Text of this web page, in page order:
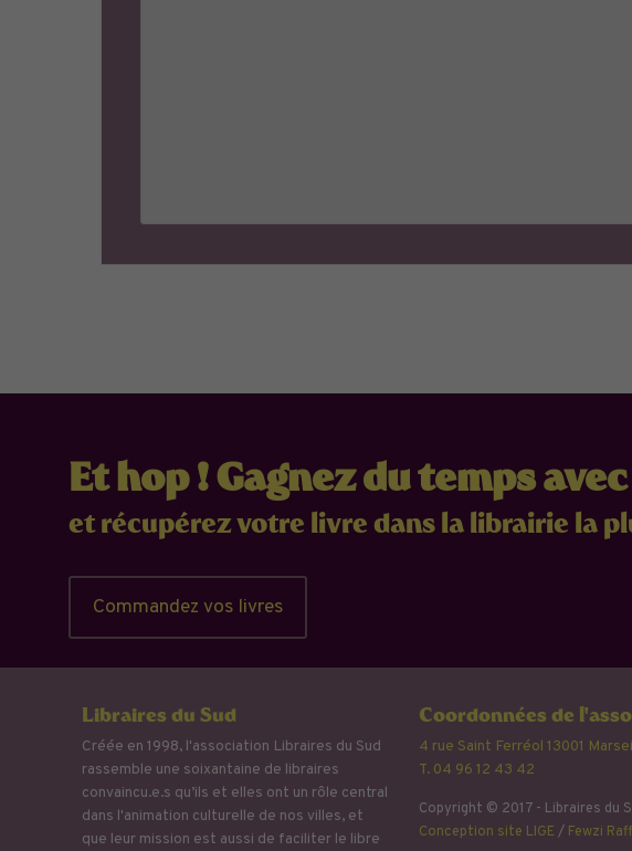
Et hop ! Gagnez du temps
et récupérez votre livre dans la librairie la
Commandez vos livres
Libraires du Sud
Créée en 1998, l'association Libraires du Sud
rassemble une soixantaine de libraires
convaincu.e.s qu’ils et elles ont un rôle central
dans l'animation culturelle de nos villes, et
que leur mission est aussi de faciliter le libre
Coordonnées de
4 rue Saint Ferréol 13001
T. 04 96 12 43 42
Copyright © 2017 - Libraires du
Conception site LIGE / Fewzi